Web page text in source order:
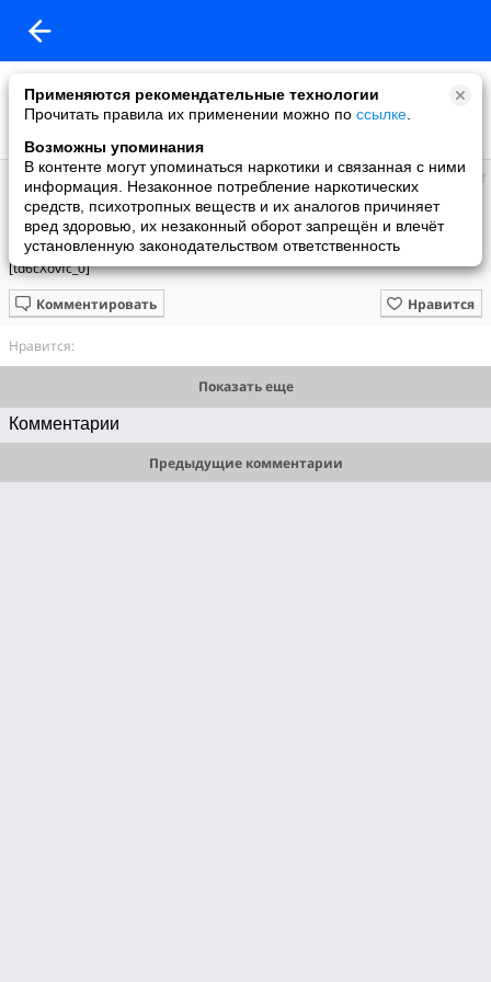
Применяются рекомендательные технологии
Прочитать правила их применении можно по ссылке
Возможны упоминания
В контенте могут упоминаться наркотики и связанная с ними
информация. Незаконное потребление наркотических
средств, психотропных веществ и их аналогов причиняет
вред здоровью, их незаконный оборот запрещён и влечёт
установленную законодательством ответственность
Дункан
добавила видео
24.02.2024
Гала 2011 Невский 20
[td6cXovfc_0]
Нравится
Комментировать
Нравится:
Показать еще
Комментарии
Предыдущие комментарии